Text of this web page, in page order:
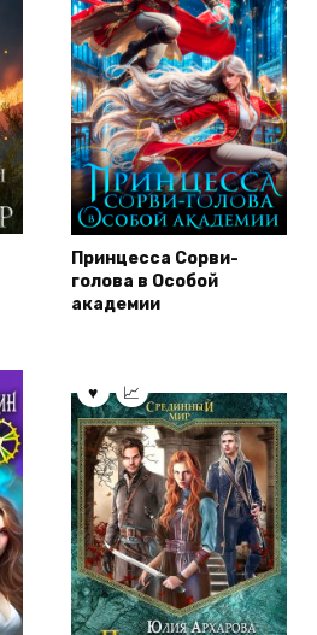
Принцесса Сорви-
голова в Особой
академии